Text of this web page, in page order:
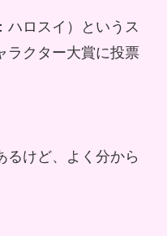
ハロスイ）というス
ラクター大賞に投票
るけど、よく分から